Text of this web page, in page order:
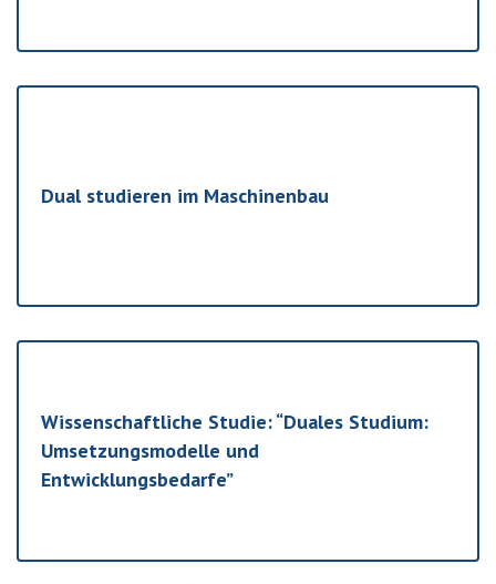
Dual studieren im Maschinenbau
Wissenschaftliche Studie: “Duales Studium:
Umsetzungsmodelle und
Entwicklungsbedarfe”